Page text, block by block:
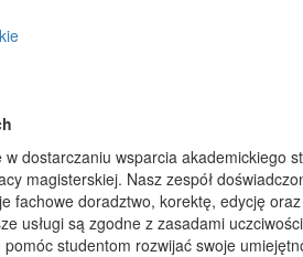
dostarczaniu wsparcia akademickiego
magisterskiej. Nasz zespół
fachowe doradztwo, korektę, edycję
usługi są zgodne z zasadami uczciwości
studentom rozwijać swoje